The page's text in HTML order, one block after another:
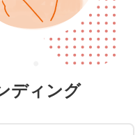
ディング